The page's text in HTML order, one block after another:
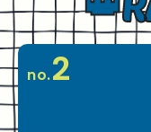
no.2